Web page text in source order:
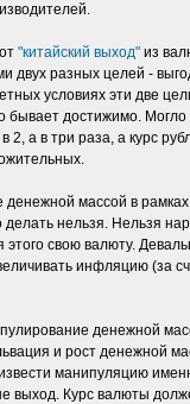
"китайский выход" из
двух разных целей -
условиях эти две
бывает достижимо. Могло
2, а в три раза, а курс
денежной массой в
делать нельзя. Нельзя
этого свою валюту.
инфляцию (за
денежной
и рост денежной
манипуляцию
выход. Курс валюты